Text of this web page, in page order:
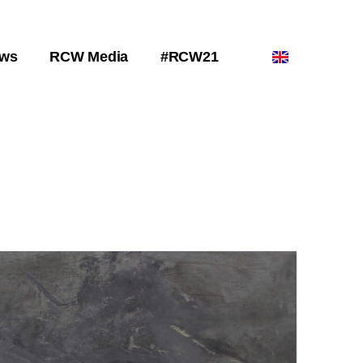
RCW Media #RCW21